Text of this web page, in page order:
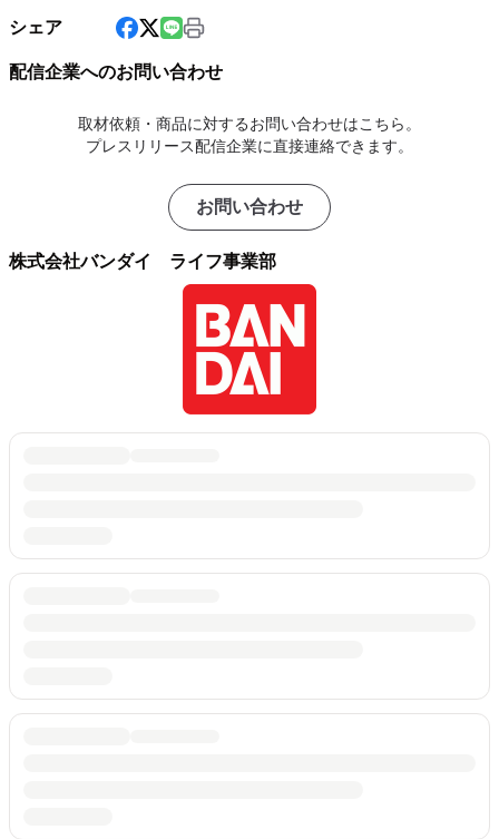
シェア
配信企業へのお問い合わせ
取材依頼・商品に対するお問い合わせはこちら。
プレスリリース配信企業に直接連絡できます。
お問い合わせ
株式会社バンダイ ライフ事業部